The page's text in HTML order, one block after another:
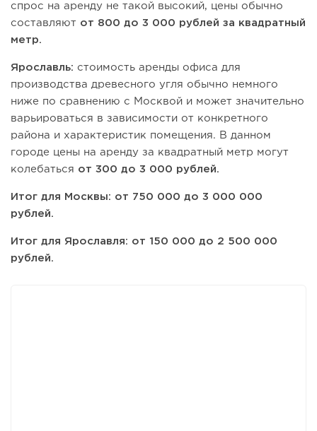
спрос на аренду не такой высокий, цены обычно
составляют от 800 до 3 000 рублей за квадратный
метр.
Ярославль: стоимость аренды офиса для
производства древесного угля обычно немного
ниже по сравнению с Москвой и может значительно
варьироваться в зависимости от конкретного
района и характеристик помещения. В данном
городе цены на аренду за квадратный метр могут
колебаться от 300 до 3 000 рублей.
Итог для Москвы: от 750 000 до 3 000 000
рублей.
Итог для Ярославля: от 150 000 до 2 500 000
рублей.